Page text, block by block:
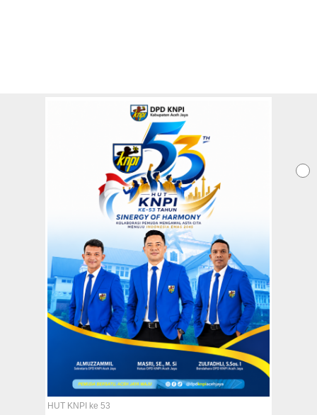
HUT KNPI ke 53
Redaksi Tentang Kami
Copyright @2026 Aceh Jaya Post